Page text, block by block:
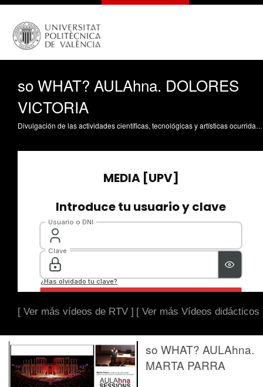
so WHAT? AULAhna. DOLORES
VICTORIA
Divulgación de las actividades científicas, tecnológicas y artísticas ocurridas en los tres campus de la UPV
[ Ver más vídeos de RTV ] [ Ver más Vídeos didácticos
so WHAT? AULAhna.
MARTA PARRA